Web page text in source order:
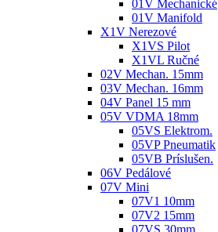
01V Mechanické
01V Manifold
X1V Nerezové
X1VS Pilot
X1VL Ručné
02V Mechan. 15mm
03V Mechan. 16mm
04V Panel 15 mm
05V VDMA 18mm
05VS Elektrom.
05VP Pneumatik
05VB Príslušen.
06V Pedálové
07V Mini
07V1 10mm
07V2 15mm
07VS 30mm